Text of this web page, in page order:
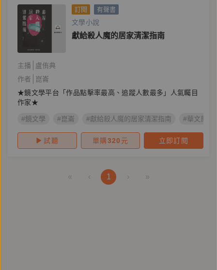
訂閱 有聲書
文學小說
獻給殺人魔的居家清潔指南
主播
盧侑典
作者
崑崙
★鏡文學平台「作品點擊率最高、追蹤人數最多」人氣矚目
作家★
#鏡文學 #崑崙 #獻給殺人魔的居家清潔指南 #華文原創
試聽 單購320 元 立即訂閱
« ‹ 1 › »